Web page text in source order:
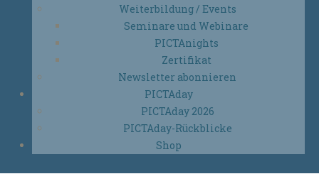
Weiterbildung / Events
Seminare und Webinare
PICTAnights
Zertifikat
Newsletter abonnieren
PICTAday
PICTAday 2026
PICTAday-Rückblicke
Shop